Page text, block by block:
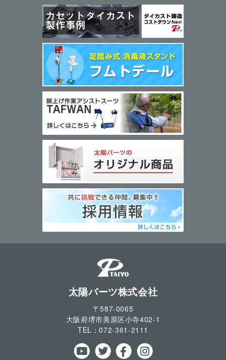
太陽パーツ株式会社
〒587-0065
大阪府堺市美原区小寺402-1
TEL：072-361-2111